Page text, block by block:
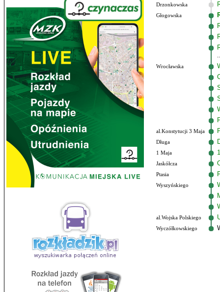
Drzonkowska
Głogowska
Wrocławska
al.Konstytucji 3 Maja
Długa
1 Maja
Jaskółcza
Ptasia
Wyszyńskiego
al.Wojska Polskiego
Wyczółkowskiego